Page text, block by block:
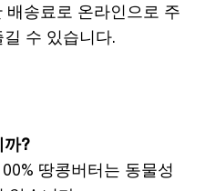
배송료로 온라인으로 주
수 있습니다.
까?
땅콩버터는 동물성